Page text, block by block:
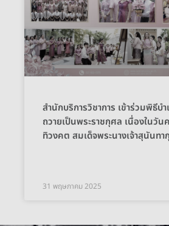
สำนักบริการวิชาการ เข้าร่วมพิธี
ถวายเป็นพระราชกุศล เนื่องในวัน
ทิวงคต สมเด็จพระนางเจ้าสุนันท
31 พฤษภาคม 2025